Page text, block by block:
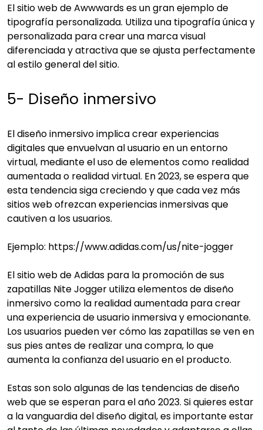
El sitio web de Awwwards es un gran ejemplo de
tipografía personalizada. Utiliza una tipografía única y
personalizada para crear una marca visual
diferenciada y atractiva que se ajusta perfectamente
al estilo general del sitio.
5- Diseño inmersivo
El diseño inmersivo implica crear experiencias
digitales que envuelvan al usuario en un entorno
virtual, mediante el uso de elementos como realidad
aumentada o realidad virtual. En 2023, se espera que
esta tendencia siga creciendo y que cada vez más
sitios web ofrezcan experiencias inmersivas que
cautiven a los usuarios.
Ejemplo: https://www.adidas.com/us/nite-jogger
El sitio web de Adidas para la promoción de sus
zapatillas Nite Jogger utiliza elementos de diseño
inmersivo como la realidad aumentada para crear
una experiencia de usuario inmersiva y emocionante.
Los usuarios pueden ver cómo las zapatillas se ven en
sus pies antes de realizar una compra, lo que
aumenta la confianza del usuario en el producto.
Estas son solo algunas de las tendencias de diseño
web que se esperan para el año 2023. Si quieres estar
a la vanguardia del diseño digital, es importante estar